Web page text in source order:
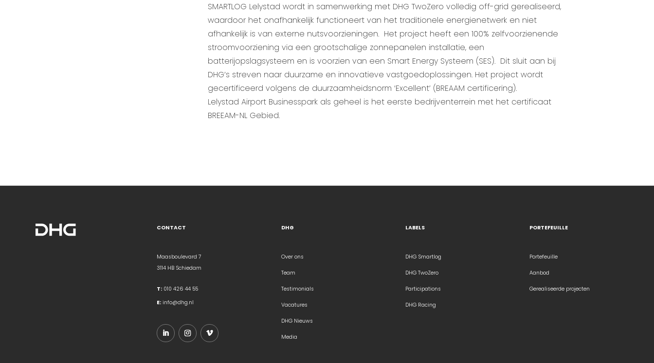
SMARTLOG Lelystad wordt in samenwerking met DHG TwoZero volledig off-grid gerealiseerd,
waardoor het onafhankelijk functioneert van het traditionele energienetwerk en niet
afhankelijk is van externe nutsvoorzieningen. Het project heeft een 100% zelfvoorzienende
stroomvoorziening via een grootschalige zonnepanelen installatie, een
batterijopslagsysteem en is voorzien van een Smart Energy Systeem (SES). Dit sluit aan bij
DHG’s streven naar duurzame en innovatieve vastgoedoplossingen. Het project wordt
gecertificeerd volgens de duurzaamheidsnorm ‘Excellent’ (BREAAM certificering).
Lelystad Airport Businesspark als geheel is het eerste bedrijventerrein met het certificaat
BREEAM-NL Gebied.
CONTACT
Maasboulevard 7
3114 HB Schiedam
T: 010 426 44 55
E: info@dhg.nl
DHG
Over ons
Team
Testimonials
Vacatures
DHG Nieuws
Media
LABELS
DHG Smartlog
DHG TwoZero
Participations
DHG Racing
PORTEFEUILLE
Portefeuille
Aanbod
Gerealiseerde projecten